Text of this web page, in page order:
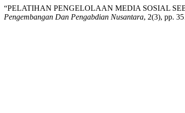
“PELATIHAN PENGELOLAAN MEDIA SOSIAL
Pengembangan Dan Pengabdian Nusantara, 2(3), pp.